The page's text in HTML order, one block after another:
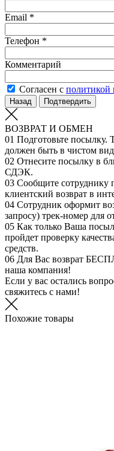
Email *
Телефон *
Комментарий
Согласен с политикой
Назад Подтвердить
ВОЗВРАТ И ОБМЕН
01 Подготовьте посылку.
должен быть в чистом
02 Отнесите посылку в
СДЭК.
03 Сообщите сотруднику
клиентский возврат в
04 Сотрудник оформит
запросу) трек-номер для
05 Как только Ваша
пройдет проверку
средств.
06 Для Вас возврат
наша компания!
Если у вас остались
свяжитесь с нами!
Похожие товары